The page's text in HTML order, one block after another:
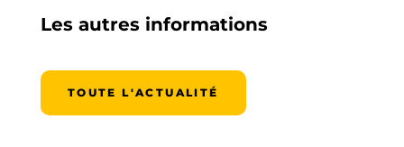
Les autres informations
TOUTE L'ACTUALITÉ